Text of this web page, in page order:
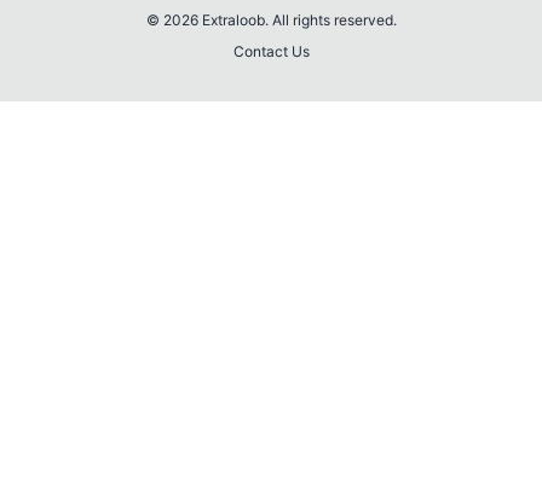
© 2026 Extraloob. All rights reserved.
Contact Us